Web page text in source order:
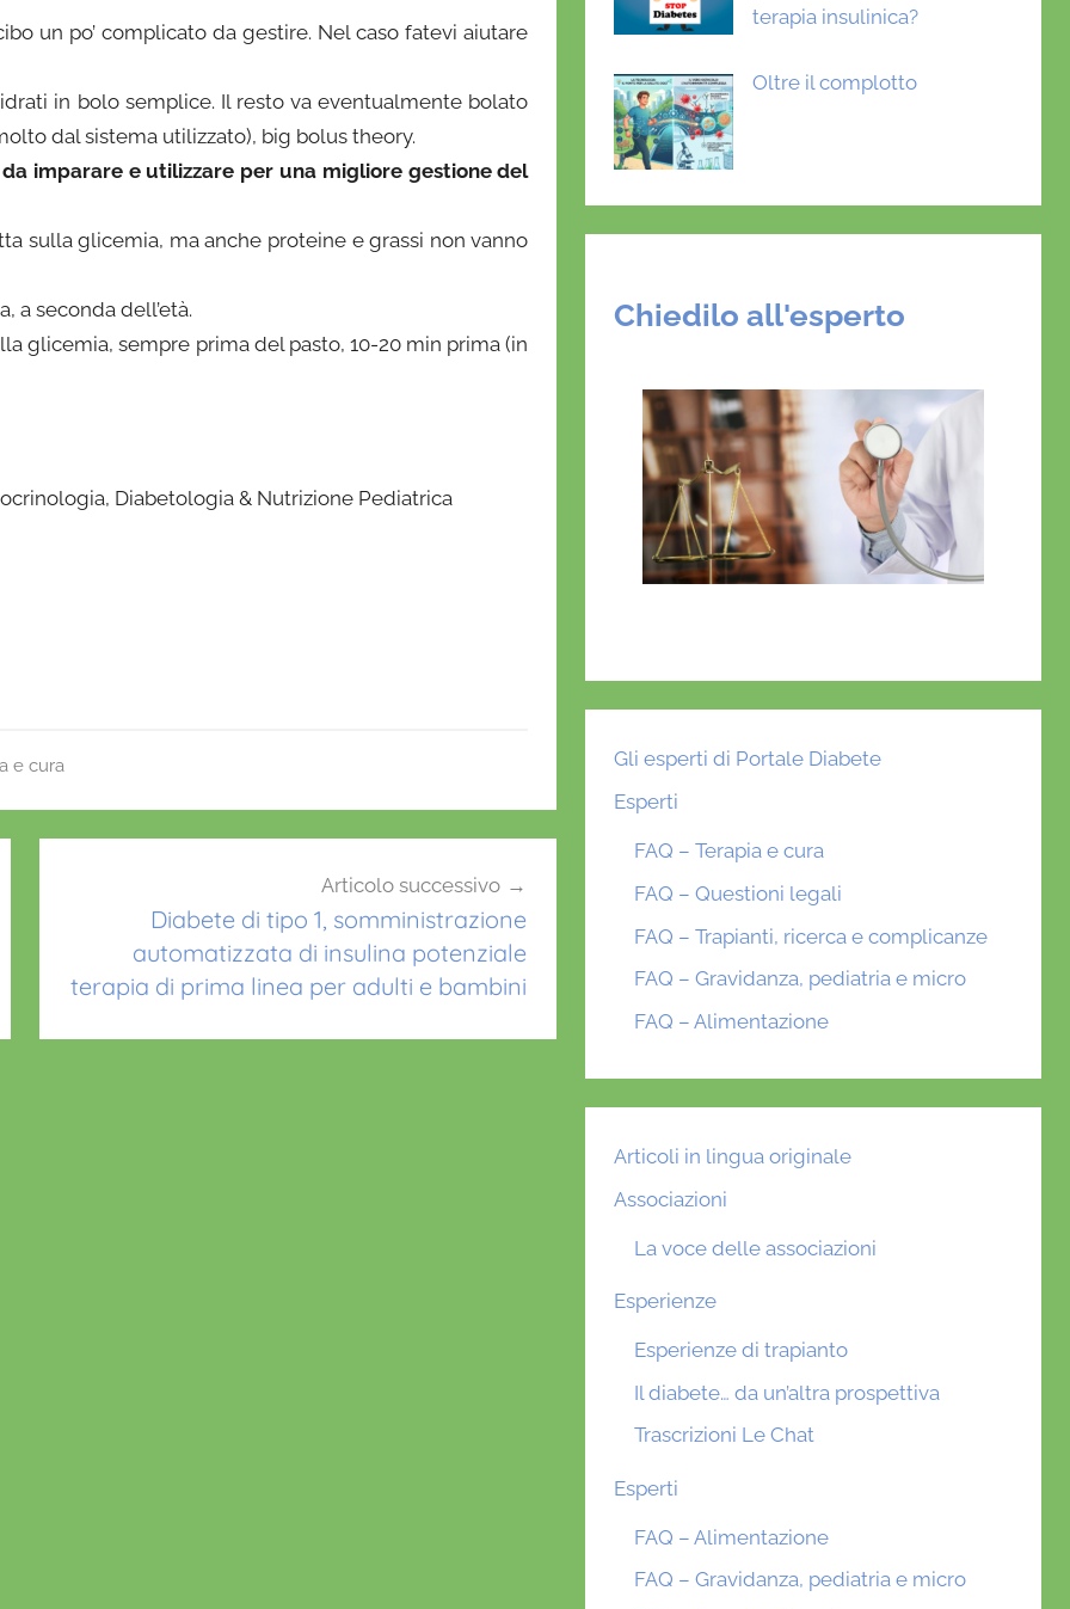
un po’ complicato da gestire. Nel caso fatevi aiutare
in bolo semplice. Il resto va eventualmente bolato
dal sistema utilizzato), big bolus theory.
imparare e utilizzare per una migliore gestione del
sulla glicemia, ma anche proteine e grassi non vanno
a seconda dell’età.
glicemia, sempre prima del pasto, 10-20 min prima (in
Diabetologia & Nutrizione Pediatrica
e cura
Articolo successivo
Diabete di tipo 1, somministrazione
automatizzata di insulina potenziale
terapia di prima linea per adulti e bambini
terapia insulinica?
Oltre il complotto
Chiedilo all'esperto
Gli esperti di Portale Diabete
Esperti
FAQ – Terapia e cura
FAQ – Questioni legali
FAQ – Trapianti, ricerca e complicanze
FAQ – Gravidanza, pediatria e micro
FAQ – Alimentazione
Articoli in lingua originale
Associazioni
La voce delle associazioni
Esperienze
Esperienze di trapianto
Il diabete… da un’altra prospettiva
Trascrizioni Le Chat
Esperti
FAQ – Alimentazione
FAQ – Gravidanza, pediatria e micro